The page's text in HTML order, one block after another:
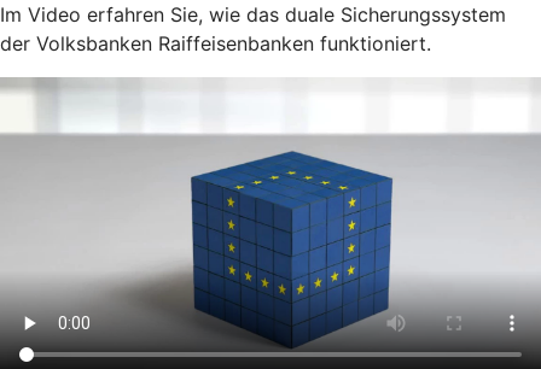
Im Video erfahren Sie, wie das duale Sicherungssystem
der Volksbanken Raiffeisenbanken funktioniert.